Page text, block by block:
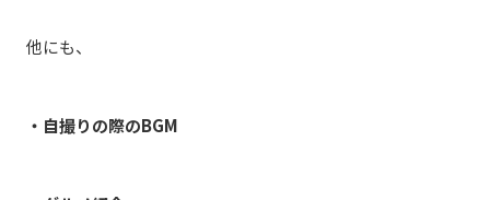
他にも、
・自撮りの際のBGM